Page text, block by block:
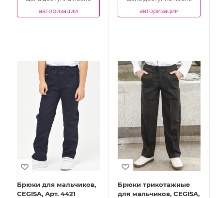
авторизации
авторизации
Брюки для мальчиков,
CEGISA, Арт. 4421
Брюки трикотажные
для мальчиков, CEGISA,